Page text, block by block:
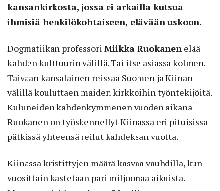
kansankirkosta, jossa ei arkailla kutsua
ihmisiä henkilökohtaiseen, elävään uskoon.
Dogmatiikan professori Miikka Ruokanen elää
kahden kulttuurin välillä. Tai itse asiassa kolmen.
Taivaan kansalainen reissaa Suomen ja Kiinan
välillä kouluttaen maiden kirkkoihin työntekijöitä.
Kuluneiden kahdenkymmenen vuoden aikana
Ruokanen on työskennellyt Kiinassa eri pituisissa
pätkissä yhteensä reilut kahdeksan vuotta.
Kiinassa kristittyjen määrä kasvaa vauhdilla, kun
vuosittain kastetaan pari miljoonaa aikuista.